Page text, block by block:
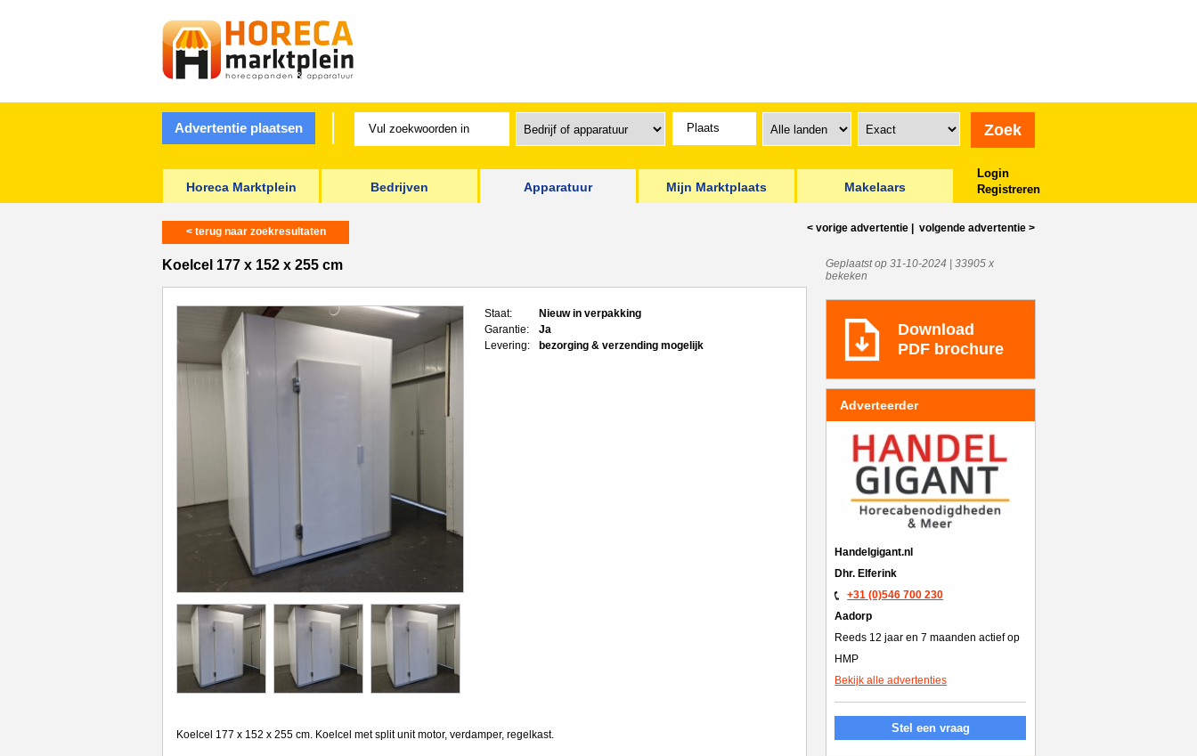
Advertentie plaatsen
Horeca Marktplein Bedrijven Apparatuur Mijn Marktplaats Makelaars
Login
Registreren
< terug naar zoekresultaten < vorige advertentie volgende advertentie >
Koelcel 177 x 152 x 255 cm
Staat:
Nieuw in verpakking
Garantie:
Ja
Levering:
bezorging & verzending mogelijk
Koelcel 177 x 152 x 255 cm. Koelcel met split unit motor, verdamper, regelkast.
Geplaatst op 31-10-2024 | 33905 x
bekeken
Download
PDF brochure
Adverteerder
Handelgigant.nl
Dhr. Elferink
+31 (0)546 700 230
Aadorp
Reeds 12 jaar en 7 maanden actief op
HMP
Bekijk alle advertenties
Stel een vraag